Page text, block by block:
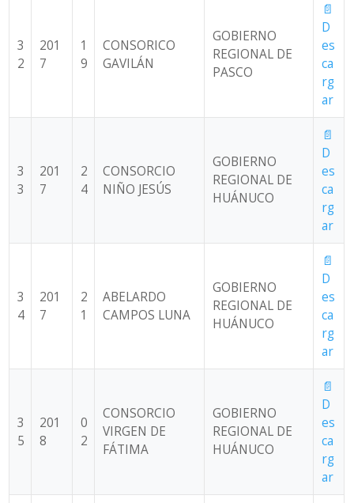
3
2
201
7
1
9
CONSORICO
GAVILÁN
GOBIERNO
REGIONAL DE
PASCO
📄
D
es
ca
rg
ar
3
3
201
7
2
4
CONSORCIO
NIÑO JESÚS
GOBIERNO
REGIONAL DE
HUÁNUCO
📄
D
es
ca
rg
ar
3
4
201
7
2
1
ABELARDO
CAMPOS LUNA
GOBIERNO
REGIONAL DE
HUÁNUCO
📄
D
es
ca
rg
ar
3
5
201
8
0
2
CONSORCIO
VIRGEN DE
FÁTIMA
GOBIERNO
REGIONAL DE
HUÁNUCO
📄
D
es
ca
rg
ar